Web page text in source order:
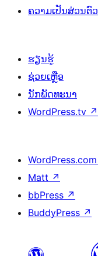
ຄວາມເປັນສ່ວນຕົວ
ຮຽນຮູ້
ຊ່ວຍເຫຼືອ
ນັກພັດທະນາ
WordPress.tv ↗
WordPress.com
Matt ↗
bbPress ↗
BuddyPress ↗